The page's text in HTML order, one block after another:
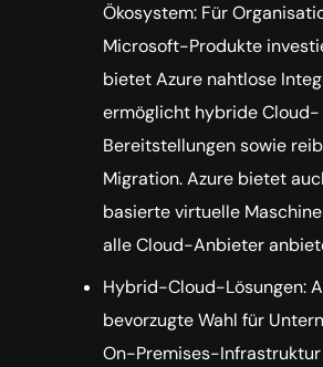
Ökosystem: Für
Microsoft-Produkte
bietet Azure nahtlose
ermöglicht hybride Cloud-
Bereitstellungen sowie
Migration. Azure bietet
basierte virtuelle
alle Cloud-Anbieter
Hybrid-Cloud-Lösungen:
bevorzugte Wahl für
On-Premises-